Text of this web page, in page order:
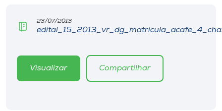
Rádio
Museu
23/07/2013
Visualizar Compartilhar